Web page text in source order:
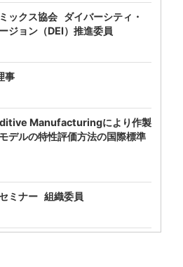
ックス協会 ダイバーシティ・
ジョン（DEI）推進委員
事
Manufacturingにより作製
デルの特性評価方法の国際標準
ミナー 組織委員